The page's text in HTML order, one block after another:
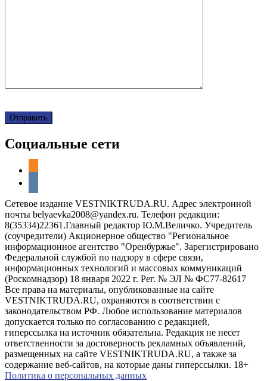
Социальные сети
Сетевое издание VESTNIKTRUDA.RU. Адрес электронной
почты belyaevka2008@yandex.ru. Телефон редакции:
8(35334)22361.Главный редактор Ю.М.Величко. Учредитель
(соучредители) Акционерное общество "Региональное
информационное агентство "Оренбуржье". Зарегистрировано
Федеральной службой по надзору в сфере связи,
информационных технологий и массовых коммуникаций
(Роскомнадзор) 18 января 2022 г. Рег. № ЭЛ № ФС77-82617
Все права на материалы, опубликованные на сайте
VESTNIKTRUDA.RU, охраняются в соответствии с
законодательством РФ. Любое использование материалов
допускается только по согласованию с редакцией,
гиперссылка на источник обязательна. Редакция не несет
ответственности за достоверность рекламных объявлений,
размещенных на сайте VESTNIKTRUDA.RU, а также за
содержание веб-сайтов, на которые даны гиперссылки. 18+
Политика о персональных данных